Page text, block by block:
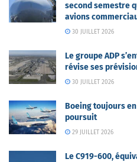
second semestre
avions
30 JUILLET 2026
Le groupe ADP
révise ses
30 JUILLET 2026
Boeing toujours
poursuit
29 JUILLET 2026
Le C919-600,